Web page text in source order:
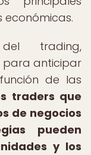
económicas.
trading,
para anticipar
de las
traders que
de negocios
pueden
y los